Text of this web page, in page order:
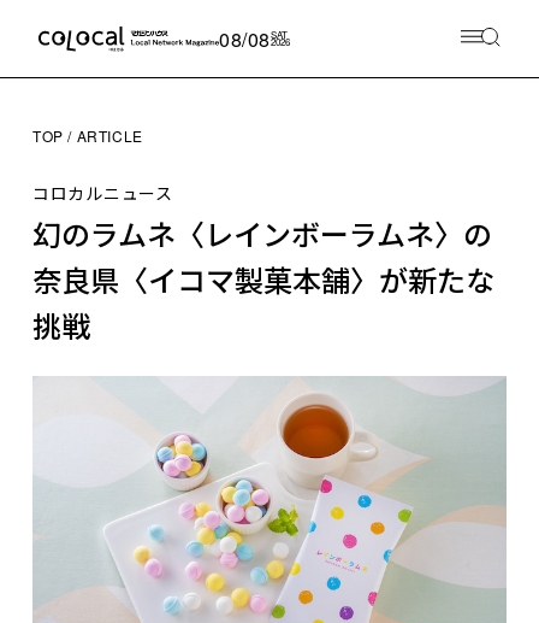
08/08SAT
2026
TOP ARTICLE
コロカルニュース
幻のラムネ〈レインボーラムネ〉の
奈良県〈イコマ製菓本舗〉が新たな
挑戦